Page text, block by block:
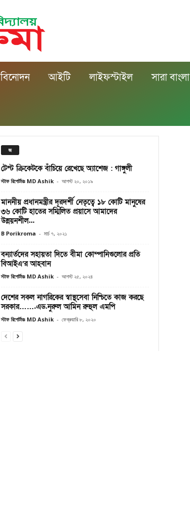
বিনোদন আইটি লাইফস্টাইল সারা বাংলা
জ
টেস্ট ক্রিকেটকে বাঁচিয়ে রেখেছে অ্যাশেজ : গাঙ্গুলী
স্টাফ রিপোর্টারঃ MD Ashik - আগস্ট ২০, ২০১৯
মাননীয় প্রধানমন্ত্রীর দূরদর্শী নেতৃত্বে ১৮ কোটি মানুষের
৩৬ কোটি হাতের সম্মিলিত প্রয়াসে আমাদের
উন্নয়নশীল...
B Porikroma - মার্চ ৭, ২০২১
বন্যার্তদের সহায়তা দিতে বীমা কোম্পানিগুলোর প্রতি
বিআইএ’র আহবান
স্টাফ রিপোর্টারঃ MD Ashik - আগস্ট ২৫, ২০২৪
দেশের সকল নাগরিকের স্বাস্থসেবা নিশ্চিতে কাজ করছে
সরকার…….এড.নুরুল আমিন রুহুল এমপি
স্টাফ রিপোর্টারঃ MD Ashik - ফেব্রুয়ারি ৮, ২০২০